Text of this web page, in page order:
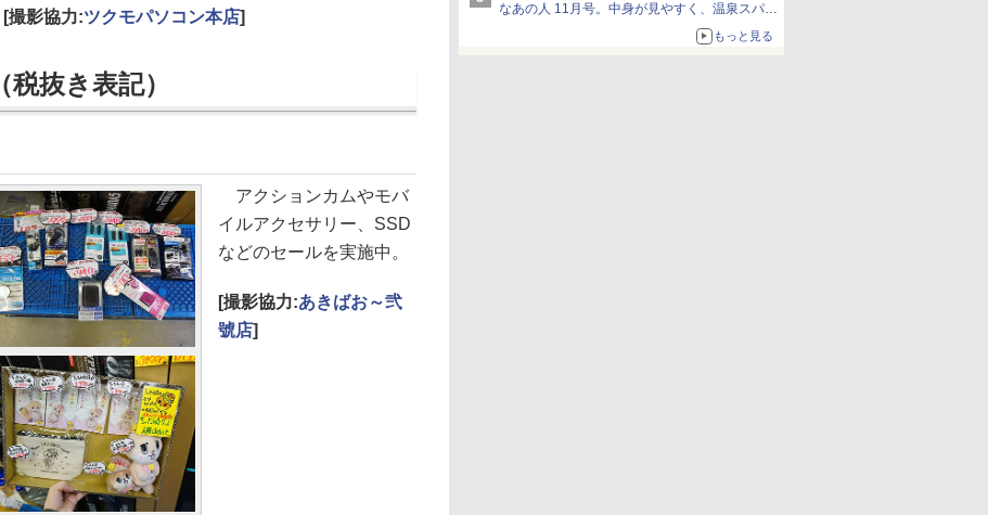
なあの人 11月号。中身が見やすく、温泉スパに
もっと見る
[撮影協力:ツクモパソコン本店]
（税抜き表記）
アクションカムやモバ
イルアクセサリー、SSD
などのセールを実施中。
[撮影協力:あきばお～弐
號店]